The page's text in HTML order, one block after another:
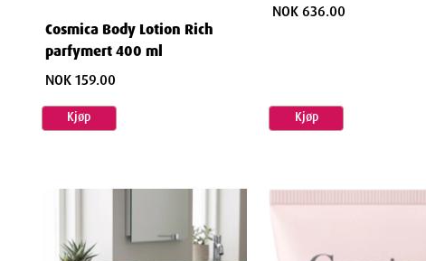
Cosmica Body Lotion Rich
parfymert 400 ml
NOK 159.00
Kjøp
NOK 636.00
Kjøp